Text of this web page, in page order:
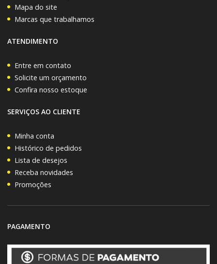
Mapa do site
Marcas que trabalhamos
ATENDIMENTO
Entre em contato
Solicite um orçamento
Confira nosso estoque
SERVIÇOS AO CLIENTE
Minha conta
Histórico de pedidos
Lista de desejos
Receba novidades
Promoções
PAGAMENTO